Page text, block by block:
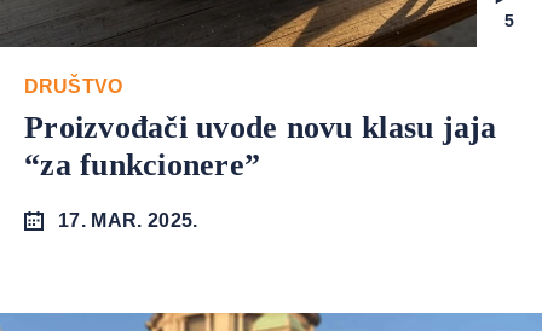
5
DRUŠTVO
Proizvođači uvode novu klasu jaja
“za funkcionere”
17. MAR. 2025.